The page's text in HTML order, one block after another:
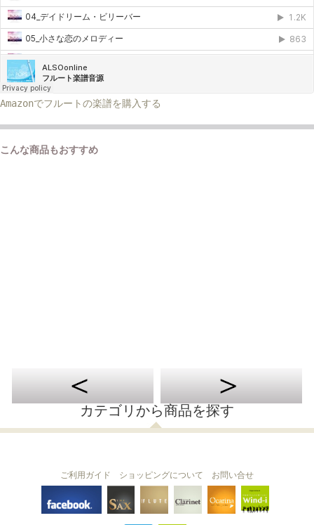
Amazonでフルートの楽譜を購入する
こんな商品もおすすめ
カテゴリから商品を探す
ご利用ガイド ショッピングについて お問い合せ